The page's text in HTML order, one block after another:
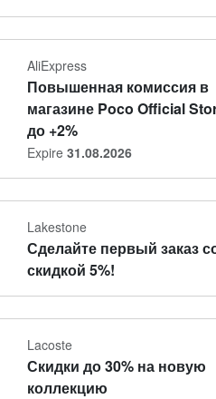
AliExpress
Повышенная комиссия в
магазине Poco Official
до +2%
Expire 31.08.2026
Lakestone
Сделайте первый заказ
скидкой 5%!
Lacoste
Скидки до 30% на новую
коллекцию